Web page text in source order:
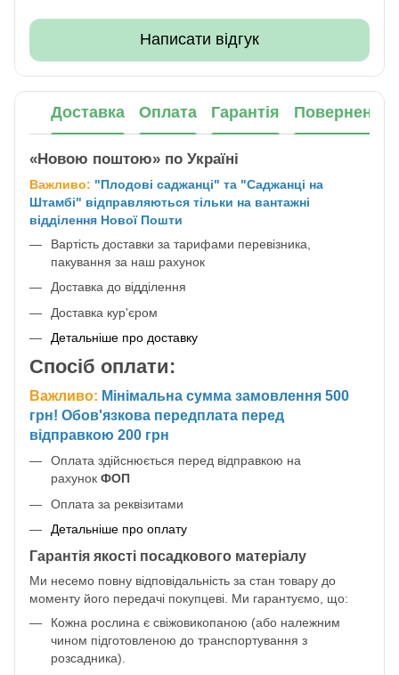
Написати відгук
Доставка Оплата Гарантія Повернення
«Новою поштою» по Україні
Важливо: "Плодові саджанці" та "Саджанці на
Штамбі" відправляються тільки на вантажні
відділення Нової Пошти
Вартість доставки за тарифами перевізника,
пакування за наш рахунок
Доставка до відділення
Доставка кур'єром
Детальніше про доставку
Спосіб оплати:
Важливо: Мінімальна сумма замовлення 500
грн! Обов'язкова передплата перед
відправкою 200 грн
Оплата здійснюється перед відправкою на
рахунок ФОП
Оплата за реквізитами
Детальніше про оплату
Гарантія якості посадкового матеріалу
Ми несемо повну відповідальність за стан товару до
моменту його передачі покупцеві. Ми гарантуємо, що:
Кожна рослина є свіжовикопаною (або належним
чином підготовленою до транспортування з
розсадника).